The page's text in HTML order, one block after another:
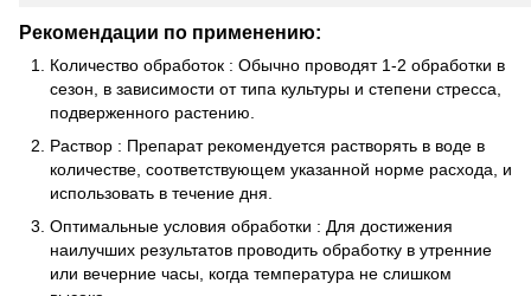
Рекомендации по применению:
Количество обработок : Обычно проводят 1-2 обработки в
сезон, в зависимости от типа культуры и степени стресса,
подверженного растению.
Раствор : Препарат рекомендуется растворять в воде в
количестве, соответствующем указанной норме расхода, и
использовать в течение дня.
Оптимальные условия обработки : Для достижения
наилучших результатов проводить обработку в утренние
или вечерние часы, когда температура не слишком